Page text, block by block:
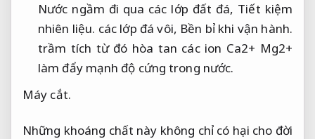
Nước ngầm đi qua các lớp đất đá, Tiết kiệm
nhiên liệu. các lớp đá vôi, Bền bỉ khi vận hành.
trầm tích từ đó hòa tan các ion Ca2+ Mg2+
làm đẩy mạnh độ cứng trong nước.
Máy cắt.
Những khoáng chất này không chỉ có hại cho đời